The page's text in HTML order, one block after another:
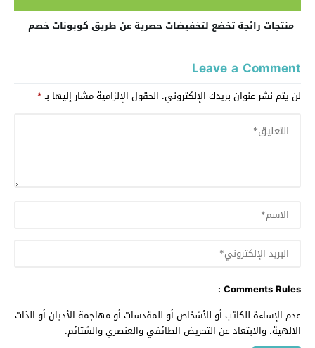
منتجات رائجة تخضع لتخفيضات حصرية عن طريق كوبونات خصم
Leave a Comment
لن يتم نشر عنوان بريدك الإلكتروني. الحقول الإلزامية مشار إليها بـ*
Comments Rules :
عدم الإساءة للكاتب أو للأشخاص أو للمقدسات أو مهاجمة الأديان أو الذات
الالهية. والابتعاد عن التحريض الطائفي والعنصري والشتائم.